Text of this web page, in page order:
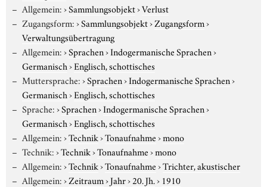
Allgemein:›Sammlungsobjekt›Verlust
Zugangsform:›Sammlungsobjekt›Zugangsform›
Verwaltungsübertragung
Allgemein:›Sprachen›Indogermanische Sprachen›
Germanisch›Englisch, schottisches
Muttersprache:›Sprachen›Indogermanische Sprachen›
Germanisch›Englisch, schottisches
Sprache:›Sprachen›Indogermanische Sprachen›
Germanisch›Englisch, schottisches
Allgemein:›Technik›Tonaufnahme›mono
Technik:›Technik›Tonaufnahme›mono
Allgemein:›Technik›Tonaufnahme›Trichter, akustischer
Allgemein:›Zeitraum›Jahr›20. Jh.› 1910